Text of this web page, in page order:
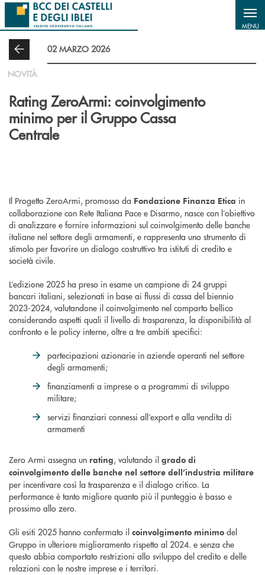
Salta al contenuto principale
MENU
02 MARZO 2026
NOVITÀ
Rating ZeroArmi: coinvolgimento
minimo per il Gruppo Cassa
Centrale
Il Progetto ZeroArmi, promosso da Fondazione Finanza Etica in
collaborazione con Rete Italiana Pace e Disarmo, nasce con l’obiettivo
di analizzare e fornire informazioni sul coinvolgimento delle banche
italiane nel settore degli armamenti, e rappresenta uno strumento di
stimolo per favorire un dialogo costruttivo tra istituti di credito e
società civile.
L’edizione 2025 ha preso in esame un campione di 24 gruppi
bancari italiani, selezionati in base ai flussi di cassa del biennio
2023-2024, valutandone il coinvolgimento nel comparto bellico
considerando aspetti quali il livello di trasparenza, la disponibilità al
confronto e le policy interne, oltre a tre ambiti specifici:
partecipazioni azionarie in aziende operanti nel settore
degli armamenti;
finanziamenti a imprese o a programmi di sviluppo
militare;
servizi finanziari connessi all’export e alla vendita di
armamenti
Zero Armi assegna un rating, valutando il grado di
coinvolgimento delle banche nel settore dell’industria militare
per incentivare così la trasparenza e il dialogo critico. La
performance è tanto migliore quanto più il punteggio è basso e
prossimo allo zero.
Gli esiti 2025 hanno confermato il coinvolgimento minimo del
Gruppo in ulteriore miglioramento rispetto al 2024. e senza che
questo abbia comportato restrizioni allo sviluppo del credito e delle
relazioni con le nostre imprese e i territori.